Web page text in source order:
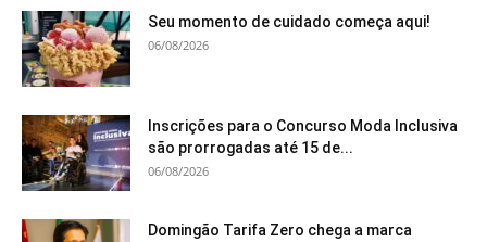
Seu momento de cuidado começa aqui!
06/08/2026
Inscrições para o Concurso Moda Inclusiva
são prorrogadas até 15 de...
06/08/2026
Domingão Tarifa Zero chega a marca